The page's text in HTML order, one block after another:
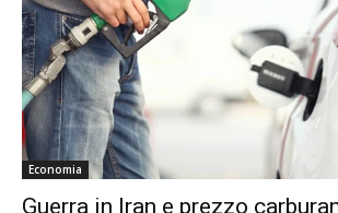
Economia
Guerra in Iran e prezzo